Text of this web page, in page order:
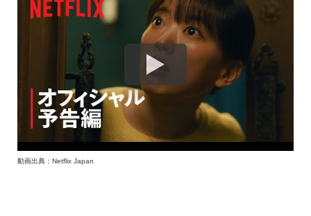
動画出典：Netflix Japan